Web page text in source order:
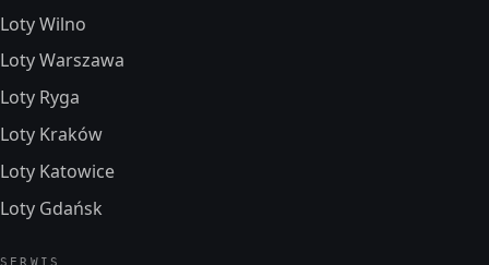
Loty Wilno
Loty Warszawa
Loty Ryga
Loty Kraków
Loty Katowice
Loty Gdańsk
SERWIS